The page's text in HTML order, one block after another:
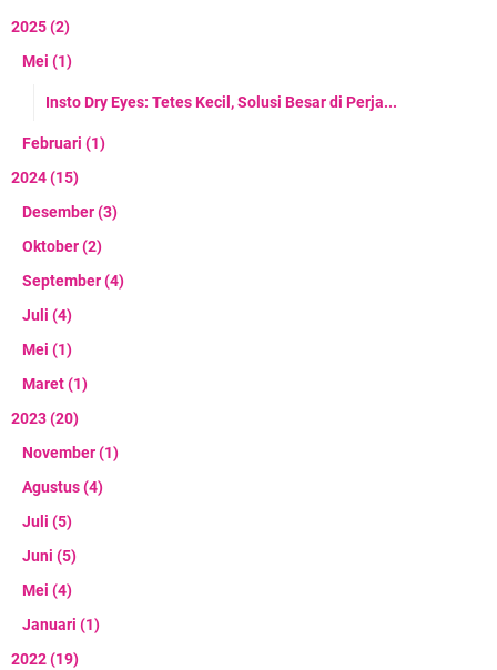
2025(2)
Mei (1)
Insto Dry Eyes: Tetes Kecil, Solusi Besar di Perja...
Februari (1)
2024(15)
Desember(3)
Oktober(2)
September(4)
Juli (4)
Mei (1)
Maret(1)
2023(20)
November(1)
Agustus(4)
Juli (5)
Juni (5)
Mei (4)
Januari (1)
2022(19)